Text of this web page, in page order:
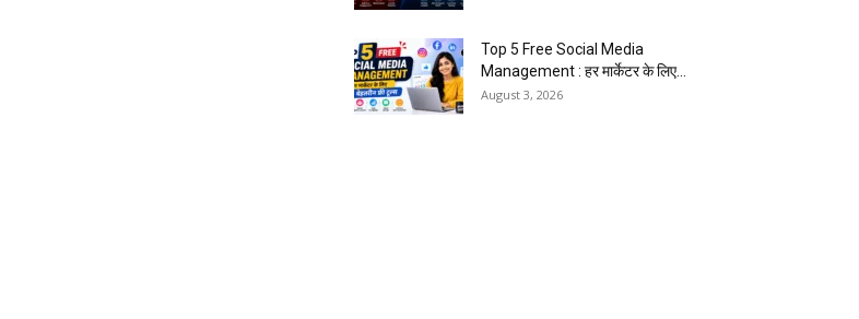
Top 5 Free Social Media
Management : हर मार्केटर के लिए...
August 3, 2026